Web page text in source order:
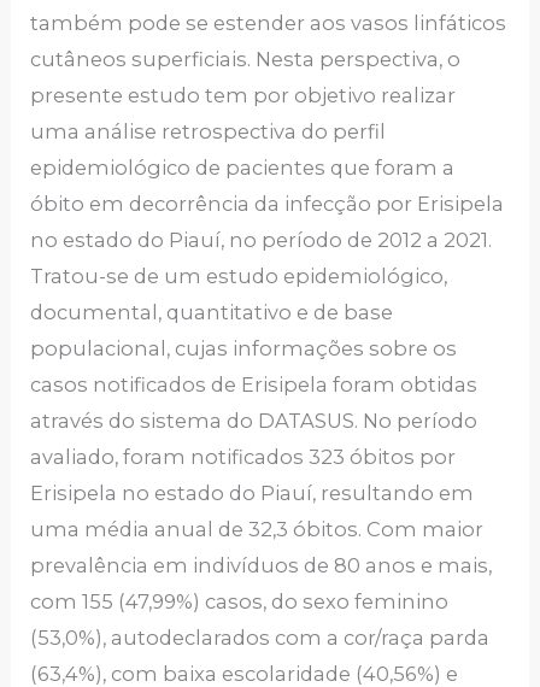
também pode se estender aos vasos linfáticos
cutâneos superficiais. Nesta perspectiva, o
presente estudo tem por objetivo realizar
uma análise retrospectiva do perfil
epidemiológico de pacientes que foram a
óbito em decorrência da infecção por Erisipela
no estado do Piauí, no período de 2012 a 2021.
Tratou-se de um estudo epidemiológico,
documental, quantitativo e de base
populacional, cujas informações sobre os
casos notificados de Erisipela foram obtidas
através do sistema do DATASUS. No período
avaliado, foram notificados 323 óbitos por
Erisipela no estado do Piauí, resultando em
uma média anual de 32,3 óbitos. Com maior
prevalência em indivíduos de 80 anos e mais,
com 155 (47,99%) casos, do sexo feminino
(53,0%), autodeclarados com a cor/raça parda
(63,4%), com baixa escolaridade (40,56%) e